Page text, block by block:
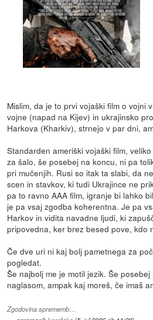
Mislim, da je to prvi vojaški film o vojni
vojne (napad na Kijev) in ukrajinsko
Harkova (Kharkiv), strnejo v par dni,
Standarden ameriški vojaški film,
za šalo, še posebej na koncu, ni pa
pri mučenjih. Rusi so itak ta slabi, da
scen in stavkov, ki tudi Ukrajince ne
pa to ravno AAA film, igranje bi lahko
je pa vsaj zgodba koherentna. Je pa
Harkov in vidita navadne ljudi, ki
pripovedna, ker brez besed pove, kdo
Če dve uri ni kaj bolj pametnega za
pogledat.
Še najbolj me je motil jezik. Še
naglasom, ampak kaj moreš, če imaš
Zgodovina sprememb…